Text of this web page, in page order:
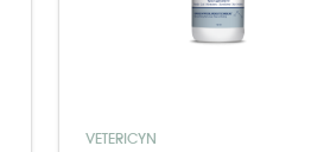
VETERICYN